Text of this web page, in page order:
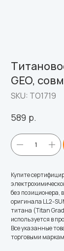
GEO,
SKU: ТО1719
589 р.
Купите
без позиционера,
оригинала LL2-
титана (Titan
используется в
Все указанные
торговыми